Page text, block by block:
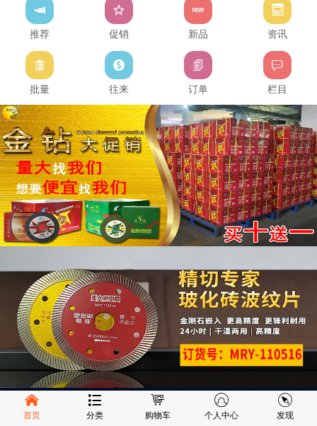
推荐 促销 新品 资讯
批量 往来 订单 栏目
首页 分类 购物车 个人中心 发现